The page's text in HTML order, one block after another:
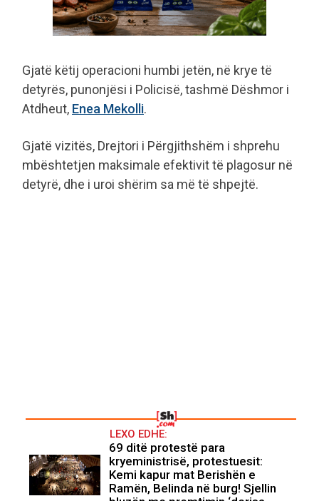
Gjatë këtij operacioni humbi jetën, në krye të
detyrës, punonjësi i Policisë, tashmë Dëshmor i
Atdheut, Enea Mekolli.
Gjatë vizitës, Drejtori i Përgjithshëm i shprehu
mbështetjen maksimale efektivit të plagosur në
detyrë, dhe i uroi shërim sa më të shpejtë.
LEXO EDHE:
69 ditë protestë para
kryeministrisë, protestuesit:
Kemi kapur mat Berishën e
Ramën, Belinda në burg! Sjellin